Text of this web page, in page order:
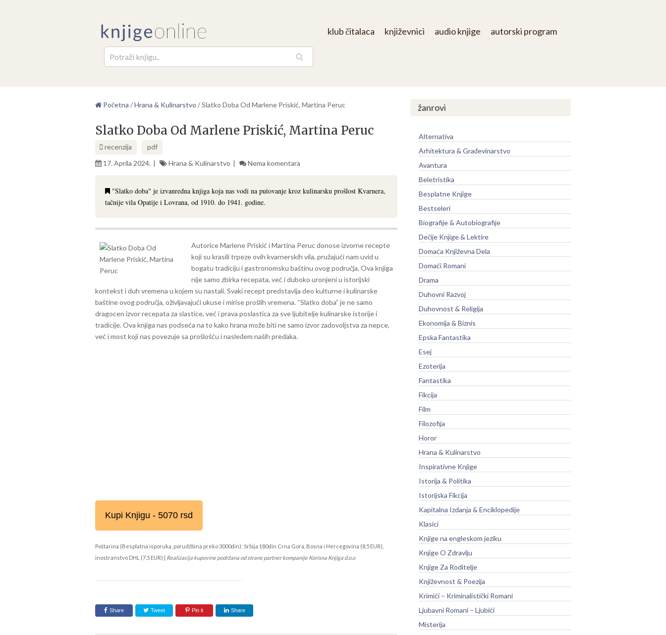
klub čitalaca književnici audio knjige autorski program
Početna /Hrana & Kulinarstvo /Slatko Doba Od Marlene Priskić, Martina Peruc
Slatko Doba Od Marlene Priskić, Martina Peruc
recenzija
pdf
17. Aprila 2024.
Hrana & Kulinarstvo Nema komentara
"Slatko doba" je izvanredna knjiga koja nas vodi na putovanje kroz kulinarsku prošlost Kvarnera,
tačnije vila Opatije i Lovrana, od 1910. do 1941. godine.
Autorice Marlene Priskić i Martina Peruc donose izvorne recepte
koji su krasili trpeze ovih kvarnerskih vila, pružajući nam uvid u
bogatu tradiciju i gastronomsku baštinu ovog područja. Ova knjiga
nije samo zbirka recepata, već i duboko uronjeni u istorijski
kontekst i duh vremena u kojem su nastali. Svaki recept predstavlja deo kulturne i kulinarske
baštine ovog područja, oživljavajući ukuse i mirise prošlih vremena. “Slatko doba” je ne samo
dragocen izvor recepata za slastice, već i prava poslastica za sve ljubitelje kulinarske istorije i
tradicije. Ova knjiga nas podseća na to kako hrana može biti ne samo izvor zadovoljstva za nepce,
već i most koji nas povezuje sa prošlošću i nasleđem naših predaka.
Kupi Knjigu - 5070 rsd
Poštarina (Besplatna isporuka, porudžbina preko 3000din): Srbija 180din Crna Gora, Bosna i Hercegovina (8,5 EUR),
inostranstvo DHL (7,5 EUR) | Realizacija kupovine podržana od strane partner kompanije Korisna Knjiga d.o.o
Share Tweet Pin it Share
žanrovi
Alternativa
Arhitektura & Građevinarstvo
Avantura
Beletristika
Besplatne Knjige
Bestseleri
Biografije & Autobiografije
Dečije Knjige & Lektire
Domaća Književna Dela
Domaći Romani
Drama
Duhovni Razvoj
Duhovnost & Religija
Ekonomija & Biznis
Epska Fantastika
Esej
Ezoterija
Fantastika
Fikcija
Film
Filozofija
Horor
Hrana & Kulinarstvo
Inspirativne Knjige
Istorija & Politika
Istorijska Fikcija
Kapitalna Izdanja & Enciklopedije
Klasici
Knjige na engleskom jeziku
Knjige O Zdravlju
Knjige Za Roditelje
Književnost & Poezija
Krimići – Kriminalistički Romani
Ljubavni Romani – Ljubići
Misterija